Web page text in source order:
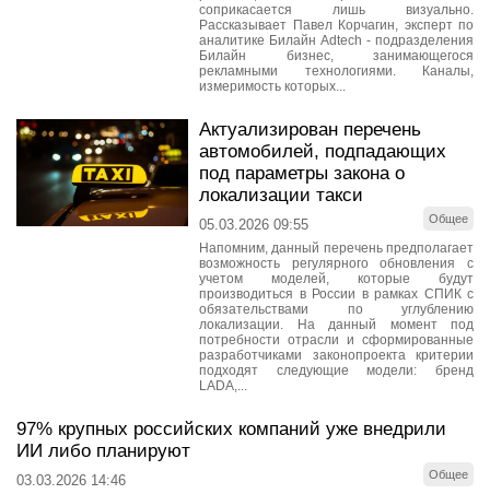
соприкасается лишь визуально.
Рассказывает Павел Корчагин, эксперт по
аналитике Билайн Adtech - подразделения
Билайн бизнес, занимающегося
рекламными технологиями. Каналы,
измеримость которых...
Актуализирован перечень
автомобилей, подпадающих
под параметры закона о
локализации такси
Общее
05.03.2026 09:55
Напомним, данный перечень предполагает
возможность регулярного обновления с
учетом моделей, которые будут
производиться в России в рамках СПИК с
обязательствами по углублению
локализации. На данный момент под
потребности отрасли и сформированные
разработчиками законопроекта критерии
подходят следующие модели: бренд
LADA,...
97% крупных российских компаний уже внедрили
ИИ либо планируют
Общее
03.03.2026 14:46